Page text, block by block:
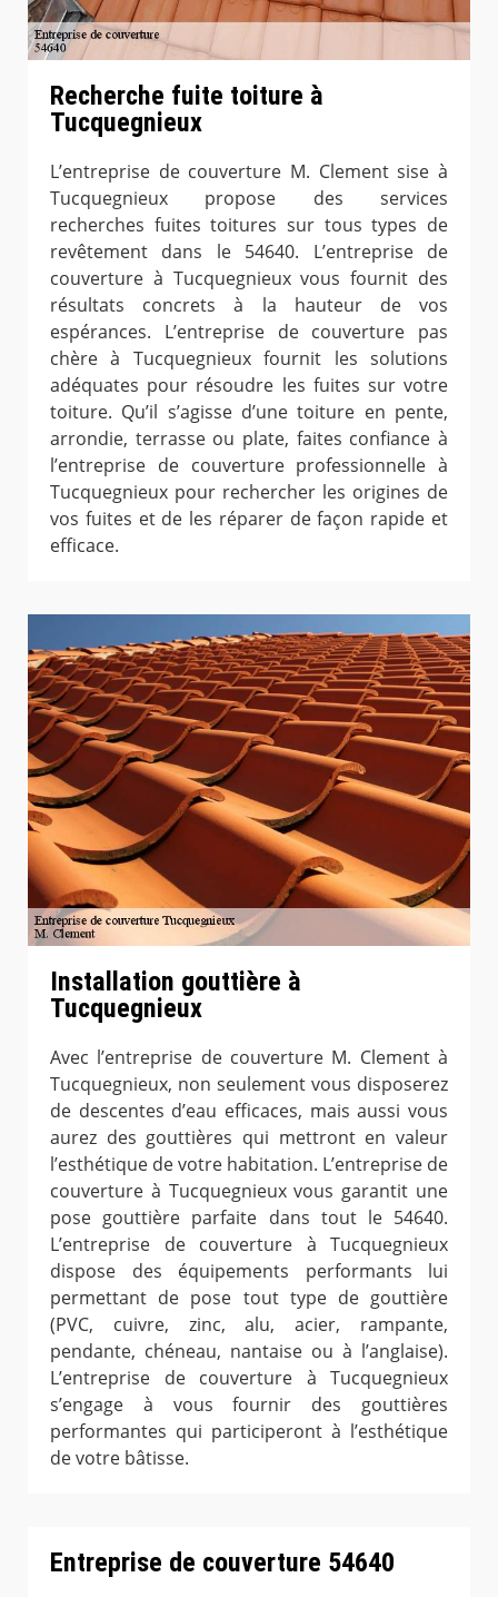
Recherche fuite toiture à
Tucquegnieux
L’entreprise de couverture M. Clement sise à
Tucquegnieux propose des services
recherches fuites toitures sur tous types de
revêtement dans le 54640. L’entreprise de
couverture à Tucquegnieux vous fournit des
résultats concrets à la hauteur de vos
espérances. L’entreprise de couverture pas
chère à Tucquegnieux fournit les solutions
adéquates pour résoudre les fuites sur votre
toiture. Qu’il s’agisse d’une toiture en pente,
arrondie, terrasse ou plate, faites confiance à
l’entreprise de couverture professionnelle à
Tucquegnieux pour rechercher les origines de
vos fuites et de les réparer de façon rapide et
efficace.
Installation gouttière à
Tucquegnieux
Avec l’entreprise de couverture M. Clement à
Tucquegnieux, non seulement vous disposerez
de descentes d’eau efficaces, mais aussi vous
aurez des gouttières qui mettront en valeur
l’esthétique de votre habitation. L’entreprise de
couverture à Tucquegnieux vous garantit une
pose gouttière parfaite dans tout le 54640.
L’entreprise de couverture à Tucquegnieux
dispose des équipements performants lui
permettant de pose tout type de gouttière
(PVC, cuivre, zinc, alu, acier, rampante,
pendante, chéneau, nantaise ou à l’anglaise).
L’entreprise de couverture à Tucquegnieux
s’engage à vous fournir des gouttières
performantes qui participeront à l’esthétique
de votre bâtisse.
Entreprise de couverture 54640